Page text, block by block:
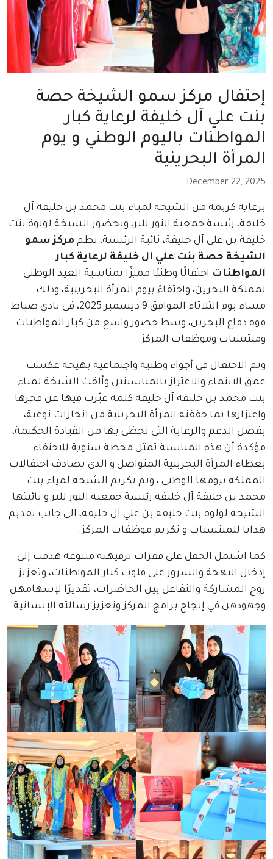
إحتفال مركز سمو الشيخة حصة
بنت علي آل خليفة لرعاية كبار
المواطنات باليوم الوطني و يوم
المرأة البحرينية
December 22, 2025
برعاية كريمة من الشيخة لمياء بنت محمد بن خليفة آل
خليفة، رئيسة جمعية النور للبر، وبحضور الشيخة لولوة بنت
خليفة بن علي آل خليفة، نائبة الرئيسة، نظم مركز سمو
الشيخة حصة بنت علي آل خليفة لرعاية كبار
المواطنات احتفالًا وطنيًا مميزًا بمناسبة العيد الوطني
لمملكة البحرين، واحتفاءً بيوم المرأة البحرينية، وذلك
مساء يوم الثلاثاء الموافق 9 ديسمبر 2025، في نادي ضباط
قوة دفاع البحرين، وسط حضور واسع من كبار المواطنات
ومنتسبات وموظفات المركز.
وتم الاحتفال في أجواء وطنية واجتماعية بهيجة عكست
عمق الانتماء والاعتزاز بالمناسبتين وألقت الشيخة لمياء
بنت محمد بن خليفة آل خليفة كلمة عبّرت فيها عن فخرها
واعتزازها بما حققته المرأة البحرينية من انجازات نوعية،
بفضل الدعم والرعاية التي تحظى بها من القيادة الحكيمة،
مؤكدة أن هذه المناسبة تمثل محطة سنوية للاحتفاء
بعطاء المرأة البحرينية المتواصل و الذي يصادف احتفالات
المملكة بيومها الوطني ، وتم تكريم الشيخة لمياء بنت
محمد بن خليفة آل خليفة رئيسة جمعية النور للبر و نائبتها
الشيخة لولوة بنت خليفة بن علي آل خليفة، الى جانب تقديم
هدايا للمنتسبات و تكريم موظفات المركز.
كما اشتمل الحفل على فقرات ترفيهية متنوعة هدفت إلى
إدخال البهجة والسرور على قلوب كبار المواطنات، وتعزيز
روح المشاركة والتفاعل بين الحاضرات، تقديرًا لإسهامهن
وجهودهن في إنجاح برامج المركز وتعزيز رسالته الإنسانية.